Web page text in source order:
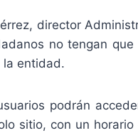
director
no tengan
la entidad.
podrán
sitio, con un